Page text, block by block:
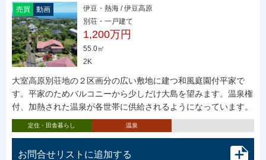
売買 動画
伊豆・熱海 / 伊豆高原
別荘・一戸建て
1,200万円
55.0㎡
2K
大室高原別荘地の２区画分の広い敷地に建つ和風庭園付平家で
す。平家のためバルコニーから少しだけ大島を望みます。温泉権
付、加熱された温泉が各世帯に供給されるようになっています。
定住・田舎暮らし 温泉
お問合せリストに追加する